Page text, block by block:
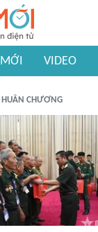
MỚI VIDEO
HUÂN CHƯƠNG